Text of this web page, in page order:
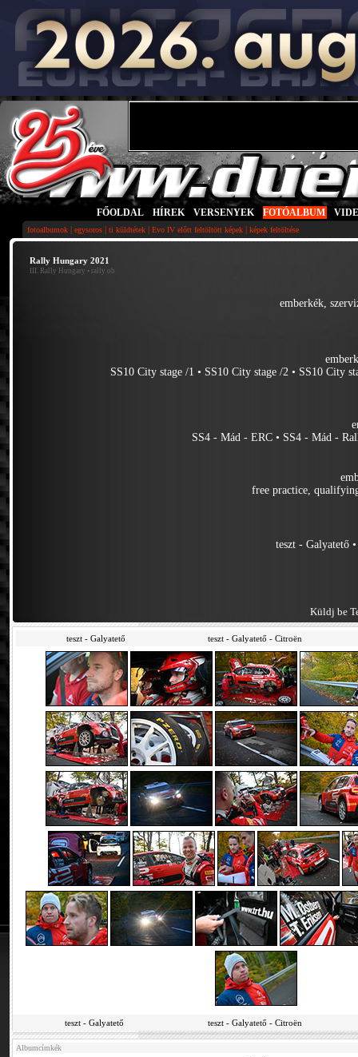
FŐOLDAL HÍREK VERSENYEK FOTÓALBUM
fotoalbumok | egysoros | ti küldtétek | Evo IV előtt feltöltött képek | képek feltöltése
Rally Hungary 2021
III. Rally Hungary • rally ob
emberkék,
SS10 City stage /1 • SS10 City stage /2 • SS10 City
SS4 - Mád - ERC • SS4 - Mád -
free practice,
teszt - Galyatető
Küldj be
teszt - Galyatető teszt - Galyatető - Citroën
teszt - Galyatető teszt - Galyatető - Citroën
Albumcímkék